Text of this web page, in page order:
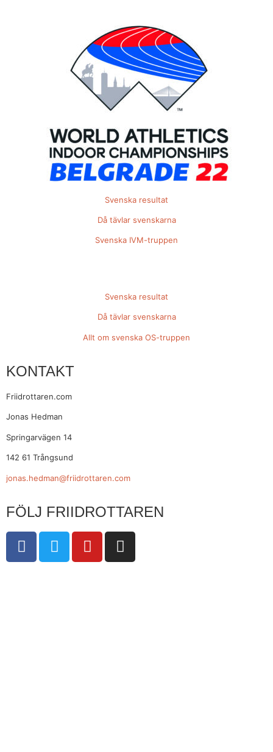
Svenska resultat
Då tävlar svenskarna
Svenska IVM-truppen
Svenska resultat
Då tävlar svenskarna
Allt om svenska OS-truppen
KONTAKT
Friidrottaren.com
Jonas Hedman
Springarvägen 14
142 61 Trångsund
jonas.hedman@friidrottaren.com
FÖLJ FRIIDROTTAREN